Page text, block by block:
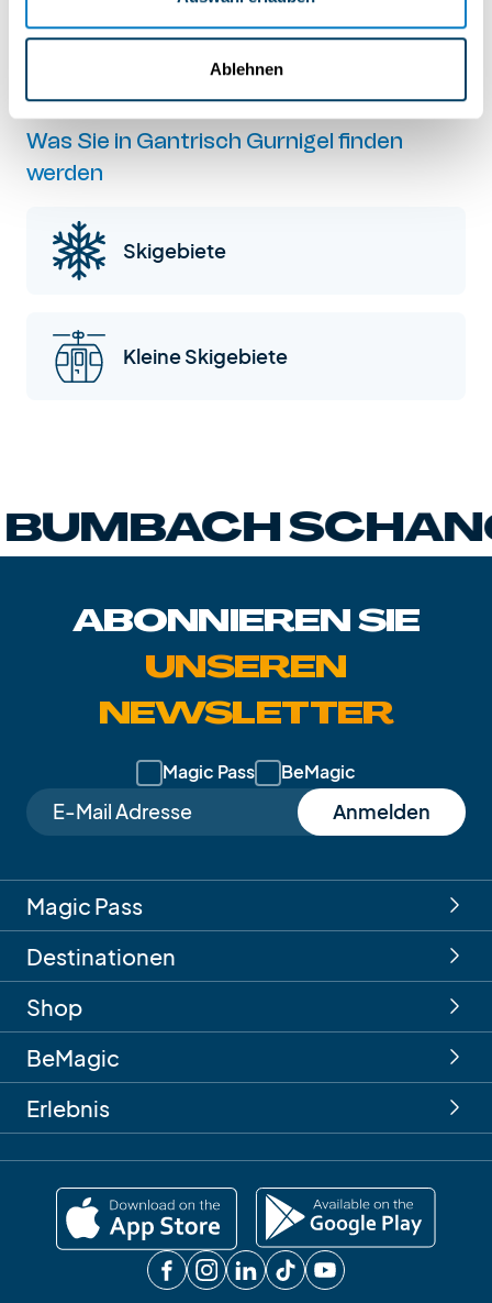
Ablehnen
Gantrisch Gurnigel
Was Sie in Gantrisch Gurnigel finden
werden
Skigebiete
Kleine Skigebiete
ABONNIEREN SIE
UNSEREN
NEWSLETTER
Magic Pass BeMagic
Anmelden
Magic Pass
Destinationen
Shop
BeMagic
Erlebnis